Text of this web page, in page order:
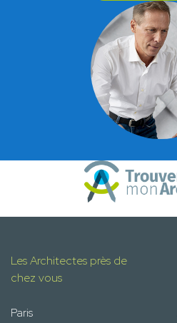
Les Architectes près de
chez vous
Paris